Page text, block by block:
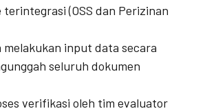
(OSS dan Perizinan
melakukan input data secara
seluruh dokumen
verifikasi oleh tim evaluator